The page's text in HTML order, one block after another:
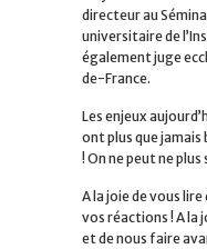
directeur au
universitaire de
également juge
de-France.
Les enjeux
ont plus que
! On ne peut ne
A la joie de vous
vos réactions ! A
et de nous faire